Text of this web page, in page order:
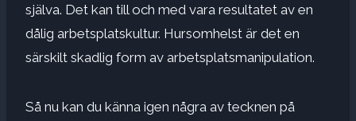
själva. Det kan till och med vara resultatet av en
dålig arbetsplatskultur. Hursomhelst är det en
särskilt skadlig form av arbetsplatsmanipulation.
Så nu kan du känna igen några av tecknen på